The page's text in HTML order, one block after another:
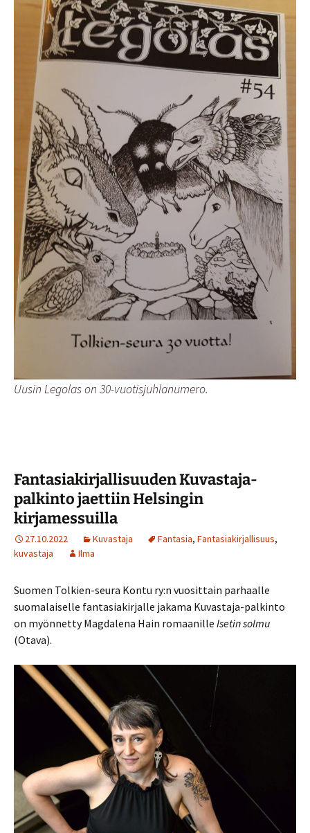
Uusin Legolas on 30-vuotisjuhlanumero.
Fantasiakirjallisuuden Kuvastaja-
palkinto jaettiin Helsingin
kirjamessuilla
27.10.2022 Kuvastaja Fantasia, Fantasiakirjallisuus,
kuvastaja
Ilma
Suomen Tolkien-seura Kontu ry:n vuosittain parhaalle
suomalaiselle fantasiakirjalle jakama Kuvastaja-palkinto
on myönnetty Magdalena Hain romaanille Isetin solmu
(Otava).